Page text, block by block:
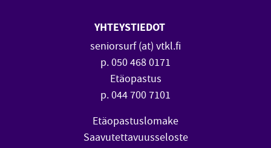
YHTEYSTIEDOT
seniorsurf (at) vtkl.fi
p. 050 468 0171
Etäopastus
p. 044 700 7101
Etäopastuslomake
Saavutettavuusseloste